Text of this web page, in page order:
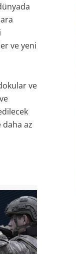
ve yeni
ve
daha az